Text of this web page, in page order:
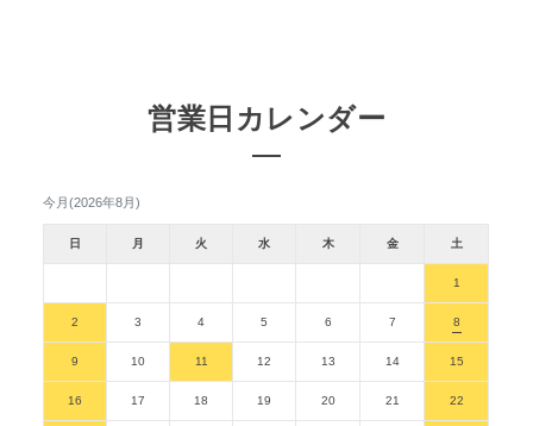
営業日カレンダー
今月(2026年8月)
日 月 火 水 木 金 土
1
2 3 4 5 6 7 8
9 10 11 12 13 14 15
16 17 18 19 20 21 22